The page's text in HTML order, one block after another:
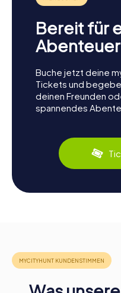
Bereit für
Buche jetzt deine
Tickets und
deinen Freunden
spannendes